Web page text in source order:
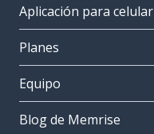
Aplicación para celular
Planes
Equipo
Blog de Memrise